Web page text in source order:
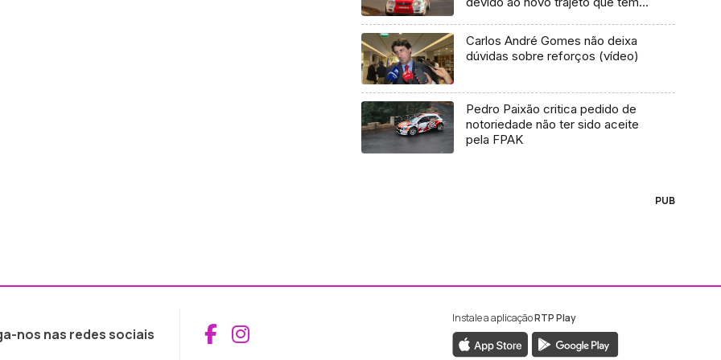
da Calheta
Carlos André Gomes não deixa
dúvidas sobre reforços (vídeo)
Pedro Paixão critica pedido de
notoriedade não ter sido aceite
pela FPAK
PUB
nos nas redes sociais Aceder ao Facebook da RTP Madeira
Aceder ao Instagram da RTP Madeira
Instale a aplicaçãoRTP Play